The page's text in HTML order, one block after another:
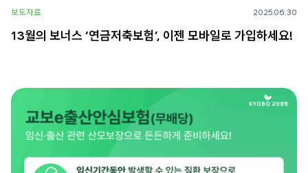
보도자료 2025.06.30
13월의 보너스 ‘연금저축보험’, 이젠 모바일로 가입하세요!